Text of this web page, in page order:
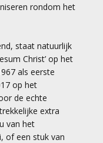
rondom het
staat natuurlijk
Christ’ op het
als eerste
op het
de echte
extra
van het
of een stuk van